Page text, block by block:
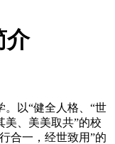
介
以“健全人格、“世
美、美美取共”的校
合一，经世致用”的